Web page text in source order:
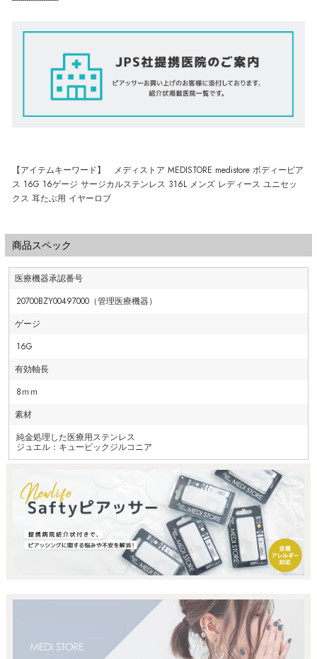
【アイテムキーワード】 メディストア MEDISTORE medistore ボディーピア
ス 16G 16ゲージ サージカルステンレス 316L メンズ レディース ユニセッ
クス 耳たぶ用 イヤーロブ
商品スペック
医療機器承認番号
20700BZY00497000（管理医療機器）
ゲージ
16G
有効軸長
8ｍｍ
素材
純金処理した医療用ステンレス
ジュエル：キュービックジルコニア